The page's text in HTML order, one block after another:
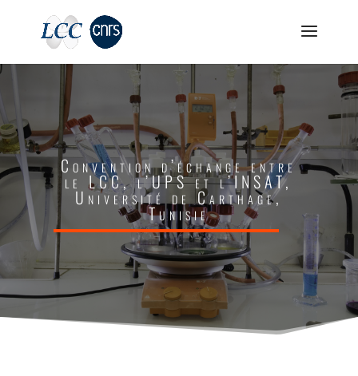
Convention d’échange entre
le LCC, l’UPS et l’INSAT,
Université de Carthage,
Tunisie